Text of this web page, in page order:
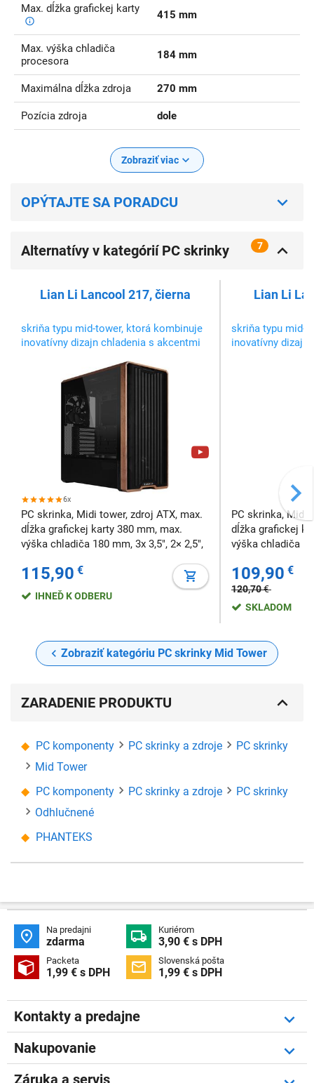
Max. dĺžka grafickej karty 415 mm
Max. výška chladiča
procesora
184 mm
Maximálna dĺžka zdroja 270 mm
Pozícia zdroja dole
Zobraziť viac
OPÝTAJTE SA PORADCU
Alternatívy v kategórií PC skrinky
7
Lian Li Lancool 217, čierna
skriňa typu mid-tower, ktorá kombinuje
inovatívny dizajn chladenia s akcentmi
predinštalovanými piatimi ventilátormi,
ktoré poskytujú optimalizované
prúdenie vzduchu hneď po vybalení.
Flexibilný dizajn montáže PSU uľahčuje
6x
PC skrinka, Midi tower, zdroj ATX, max.
dĺžka grafickej karty 380 mm, max.
výška chladiča 180 mm, 3x 3,5", 2× 2,5",
čierna
115,90 €
IHNEĎ K ODBERU
Lian Li
skriňa typu mid-
inovatívny dizajn
PC skrinka, Midi
dĺžka grafickej
výška chladiča
biela
109,90 €
120,70€
SKLADOM
Zobraziť kategóriu PC skrinky Mid Tower
ZARADENIE PRODUKTU
PC komponenty PC skrinky a zdroje
PC skrinky
Mid Tower
PC komponenty
PC skrinky a zdroje
PC skrinky
Odhlučnené
PHANTEKS
 Na predajni
zdarma  Kuriérom
3,90 € s DPH
 Packeta
1,99 € s DPH  Slovenská pošta
1,99 € s DPH
Kontakty a predajne
Nakupovanie
Záruka a servis